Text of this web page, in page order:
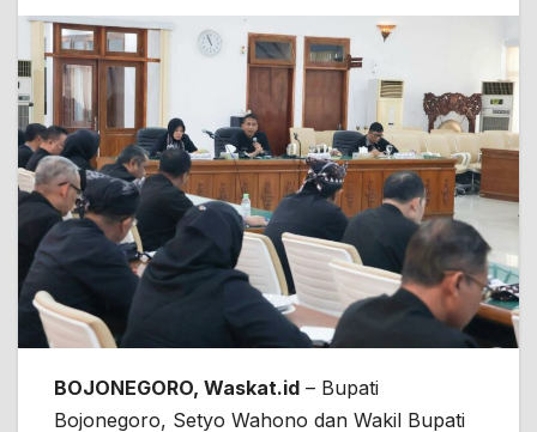
BOJONEGORO, Waskat.id – Bupati
Bojonegoro, Setyo Wahono dan Wakil Bupati